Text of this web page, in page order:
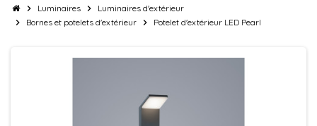
chevron_right Luminaires chevron_right Luminaires d'extérieur
chevron_right Bornes et potelets d'extérieur chevron_right Potelet d'extérieur LED Pearl